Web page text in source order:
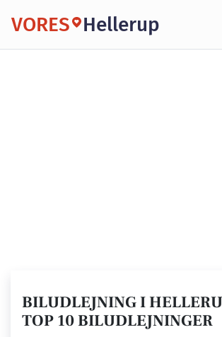
VORES Hellerup
BILUDLEJNING I
TOP 10 BILUDLEJNINGER